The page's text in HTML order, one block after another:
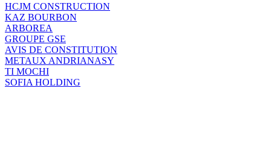
HCJM CONSTRUCTION
KAZ BOURBON
ARBOREA
GROUPE GSE
AVIS DE CONSTITUTION
METAUX ANDRIANASY
TI MOCHI
SOFIA HOLDING